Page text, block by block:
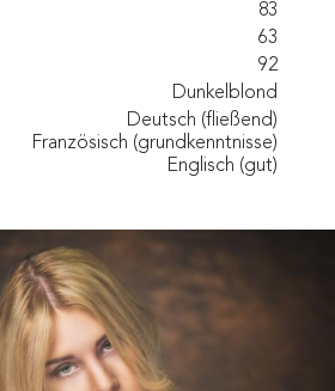
83
63
92
Dunkelblond
Deutsch (fließend)
Französisch (grundkenntnisse)
Englisch (gut)